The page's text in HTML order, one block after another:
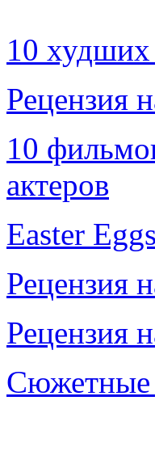
10
Рецензия
10
актеров
Easter
Рецензия
Рецензия
Сюжетные